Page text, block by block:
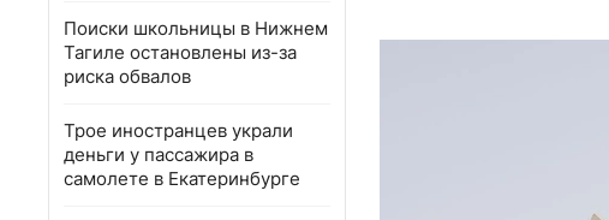
Поиски школьницы в Нижнем
Тагиле остановлены из-за
риска обвалов
Трое иностранцев украли
деньги у пассажира в
самолете в Екатеринбурге